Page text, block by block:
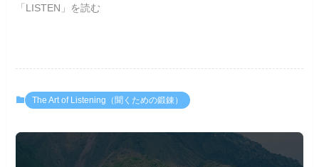
「LISTEN」を読む
The Art of Listening（聞くための鍛錬）